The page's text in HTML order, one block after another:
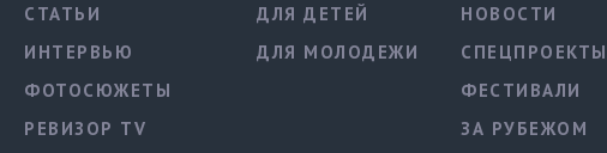
СТАТЬИ
ИНТЕРВЬЮ
ФОТОСЮЖЕТЫ
РЕВИЗОР TV
ДЛЯ ДЕТЕЙ
ДЛЯ МОЛОДЕЖИ
НОВОСТИ
СПЕЦПРОЕКТЫ
ФЕСТИВАЛИ
ЗА РУБЕЖОМ